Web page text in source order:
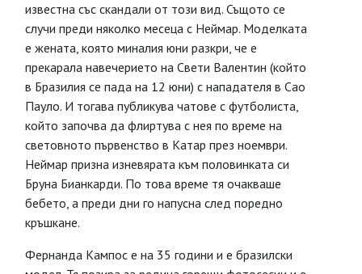
известна със скандали от този вид. Същото се
случи преди няколко месеца с Неймар. Моделката
е жената, която миналия юни разкри, че е
прекарала навечерието на Свети Валентин (който
в Бразилия се пада на 12 юни) с нападателя в Сао
Пауло. И тогава публикува чатове с футболиста,
който започва да флиртува с нея по време на
световното първенство в Катар през ноември.
Неймар призна изневярата към половинката си
Бруна Бианкарди. По това време тя очакваше
бебето, а преди дни го напусна след поредно
кръшкане.
Фернанда Кампос е на 35 години и е бразилски